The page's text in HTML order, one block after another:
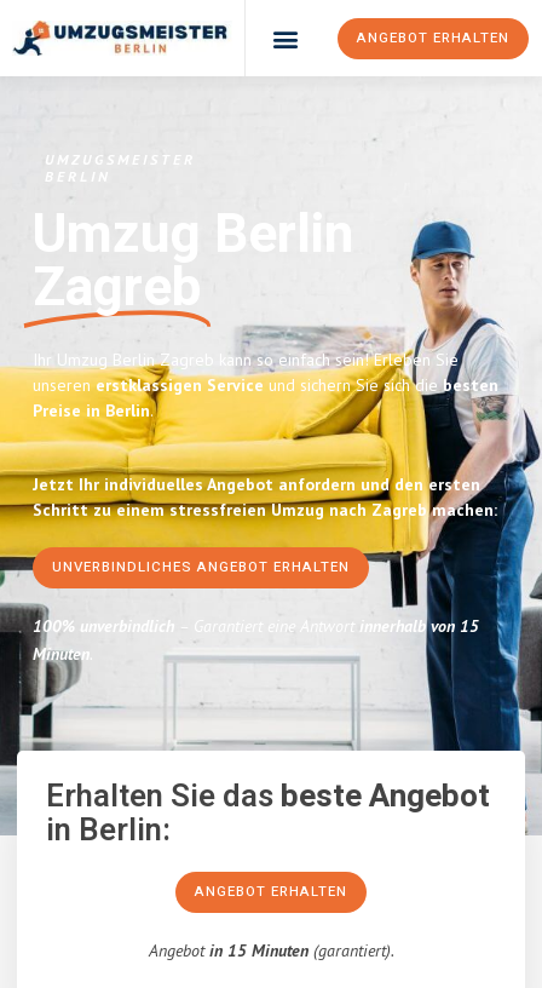
ANGEBOT ERHALTEN
UMZUGSMEISTER
BERLIN
Umzug Berlin
Zagreb
Ihr Umzug Berlin Zagreb kann so einfach sein! Erleben Sie
unserenerstklassigen Serviceund sichern Sie sich diebesten
Preise in Berlin.
Jetzt Ihr individuelles Angebot anfordern und den ersten
Schritt zu einem stressfreien Umzug nach Zagreb machen:
UNVERBINDLICHES ANGEBOT ERHALTEN
100% unverbindlich – Garantiert eine Antwort innerhalb von 15
Minuten.
Erhalten Sie dasbeste Angebot
in Berlin:
ANGEBOT ERHALTEN
Angebotin 15 Minuten(garantiert).